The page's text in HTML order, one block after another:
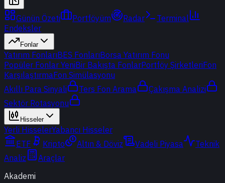
Günün Özeti Portföyüm Radar
Terminal
Endeksler
Fonlar
Yatırım FonlarıBES FonlarıBorsa Yatırım Fonu
Popüler Fonlar YeniBir Bakışta FonlarPortföy ŞirketleriFon
KarşılaştırmaFon Simülasyonu
Akıllı Para Sinyali
Ters Fon Arama
Çakışma Analizi
Sektör Rotasyonu
Hisseler
Yerli HisselerYabancı Hisseler
ETF
Kripto Altın & Döviz Vadeli Piyasa
Teknik
Analiz
Araçlar
Akademi